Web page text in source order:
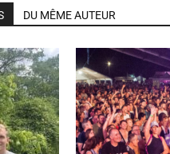
DU MÊME AUTEUR